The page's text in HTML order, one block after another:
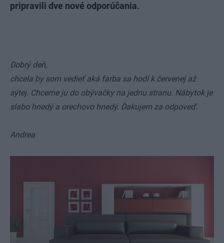
pripravili dve nové odporúčania.
Dobrý deň,
chcela by som vedieť aká farba sa hodí k červenej až
sýtej. Chceme ju do obývačky na jednu stranu. Nábytok je
slabo hnedý a orechovo hnedý. Ďakujem za odpoveď.
Andrea